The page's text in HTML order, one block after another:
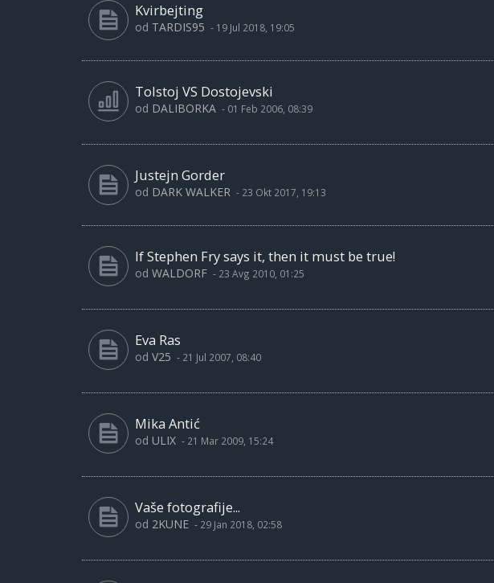
Kvirbejting
od TARDIS95 - 19 Jul 2018, 19:05
Tolstoj VS Dostojevski
od DALIBORKA - 01 Feb 2006, 08:39
Justejn Gorder
od DARK WALKER - 23 Okt 2017, 19:13
If Stephen Fry says it, then it must be true!
od WALDORF - 23 Avg 2010, 01:25
Eva Ras
od V25 - 21 Jul 2007, 08:40
Mika Antić
od ULIX - 21 Mar 2009, 15:24
Vaše fotografije...
od 2KUNE - 29 Jan 2018, 02:58